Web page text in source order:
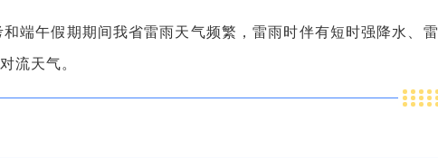
端午假期期间我省雷雨天气频繁，雷雨时伴有短时强降水、雷
流天气。